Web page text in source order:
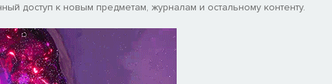
доступ к новым предметам, журналам и остальному контенту.